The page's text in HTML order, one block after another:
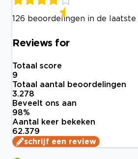
126 beoordelingen in de laatste
Reviews for
Totaal score
9
Totaal aantal beoordelingen
3.278
Beveelt ons aan
98%
Aantal keer bekeken
62.379
schrijf een review